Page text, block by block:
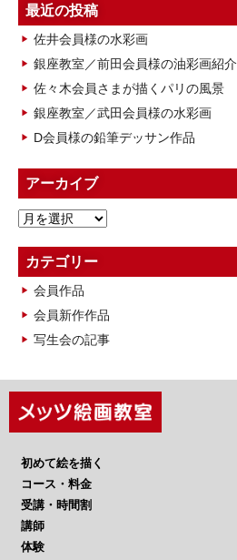
最近の投稿
佐井会員様の水彩画
銀座教室／前田会員様の油彩画紹介
佐々木会員さまが描くパリの風景
銀座教室／武田会員様の水彩画
D会員様の鉛筆デッサン作品
アーカイブ
ア
カ
イ
ブ
カテゴリー
会員作品
会員新作作品
写生会の記事
初めて絵を描く
コース・料金
受講・時間割
講師
体験